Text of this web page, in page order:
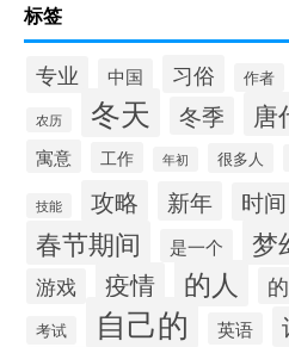
标签
专业 中国 习俗 作者
农历 冬天 冬季 唐
寓意 工作 年初 很多人
技能 攻略 新年 时间
春节期间 是一个 梦
游戏 疫情 的人
考试 自己的 英语